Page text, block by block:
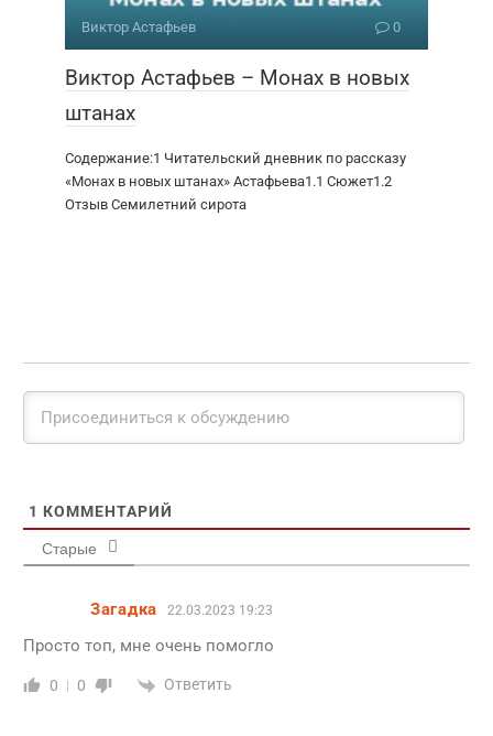
Виктор Астафьев 0
Виктор Астафьев – Монах в новых
штанах
Содержание:1 Читательский дневник по рассказу
«Монах в новых штанах» Астафьева1.1 Сюжет1.2
Отзыв Семилетний сирота
1 КОММЕНТАРИЙ
Старые
Загадка 22.03.2023 19:23
Просто топ, мне очень помогло
0 0 Ответить